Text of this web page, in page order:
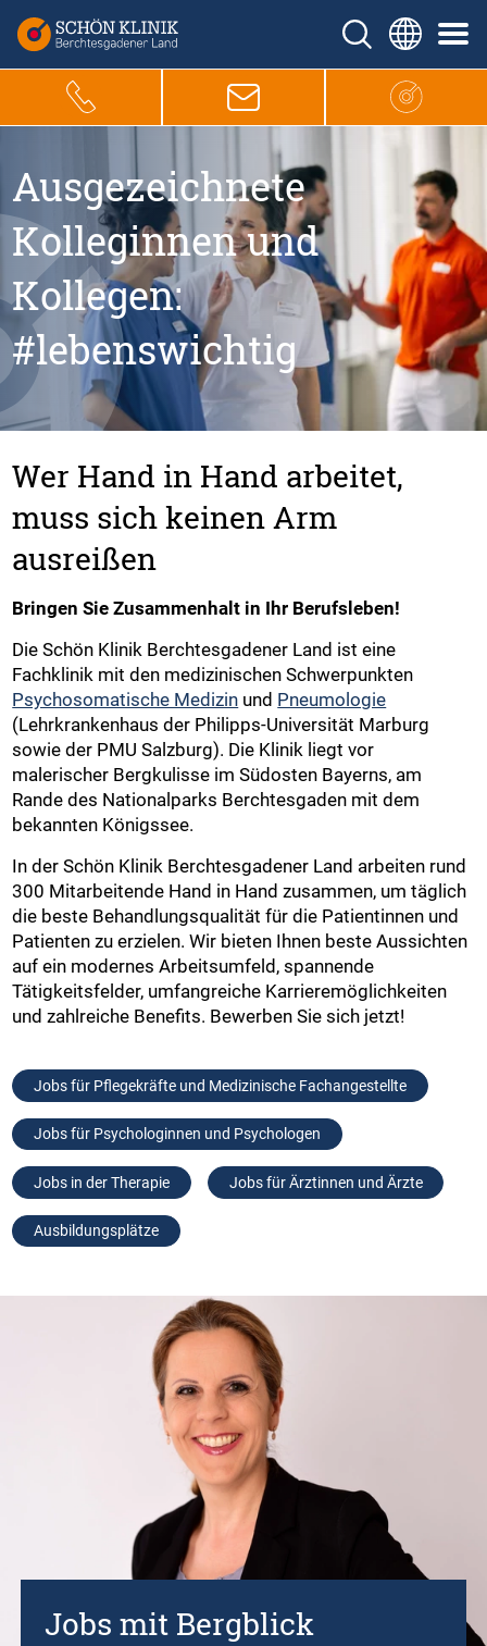
Ausgezeichnete
Kolleginnen und
Kollegen:
#lebenswichtig
Wer Hand in Hand arbeitet,
muss sich keinen Arm
ausreißen
Bringen Sie Zusammenhalt in Ihr Berufsleben!
Die Schön Klinik Berchtesgadener Land ist eine
Fachklinik mit den medizinischen Schwerpunkten
Psychosomatische Medizin und Pneumologie
(Lehrkrankenhaus der Philipps-Universität Marburg
sowie der PMU Salzburg). Die Klinik liegt vor
malerischer Bergkulisse im Südosten Bayerns, am
Rande des Nationalparks Berchtesgaden mit dem
bekannten Königssee.
In der Schön Klinik Berchtesgadener Land arbeiten rund
300 Mitarbeitende Hand in Hand zusammen, um täglich
die beste Behandlungsqualität für die Patientinnen und
Patienten zu erzielen. Wir bieten Ihnen beste Aussichten
auf ein modernes Arbeitsumfeld, spannende
Tätigkeitsfelder, umfangreiche Karrieremöglichkeiten
und zahlreiche Benefits. Bewerben Sie sich jetzt!
Jobs für Pflegekräfte und Medizinische Fachangestellte
Jobs für Psychologinnen und Psychologen
Jobs in der Therapie Jobs für Ärztinnen und Ärzte
Ausbildungsplätze
Jobs mit Bergblick